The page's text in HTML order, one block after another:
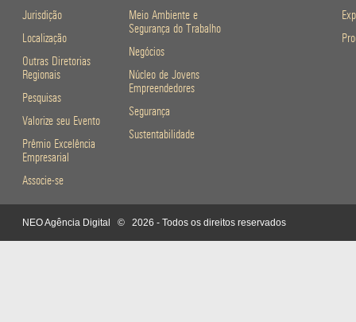
Jurisdição
Localização
Outras Diretorias
Regionais
Pesquisas
Valorize seu Evento
Prêmio Excelência
Empresarial
Associe-se
Meio Ambiente e
Segurança do Trabalho
Negócios
Núcleo de Jovens
Empreendedores
Segurança
Sustentabilidade
NEO Agência Digital © 2026 - Todos os direitos reservados